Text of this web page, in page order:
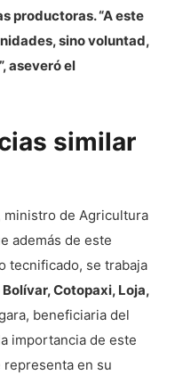
productoras. “A este
sino voluntad,
aseveró el
similar
ministro de Agricultura
además de este
tecnificado, se trabaja
Cotopaxi, Loja,
beneficiaria del
importancia de este
en su